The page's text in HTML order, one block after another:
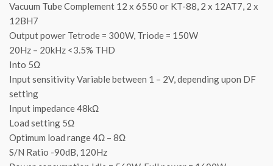
Vacuum Tube Complement 12 x 6550 or KT-88, 2 x 12AT7, 2 x
12BH7
Output power Tetrode = 300W, Triode = 150W
20Hz – 20kHz <3.5% THD
Into 5Ω
Input sensitivity Variable between 1 – 2V, depending upon DF
setting
Input impedance 48kΩ
Load setting 5Ω
Optimum load range 4Ω – 8Ω
S/N Ratio -90dB, 120Hz